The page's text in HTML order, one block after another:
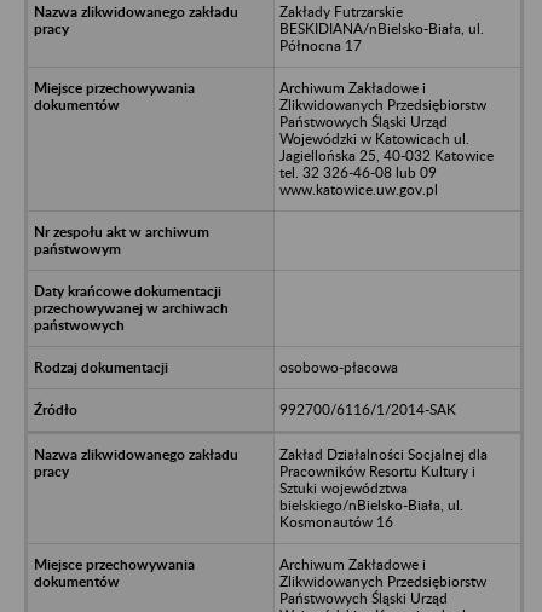
Zakłady Futrzarskie
BESKIDIANA/nBielsko-Biała, ul.
Północna 17
Archiwum Zakładowe i
Zlikwidowanych Przedsiębiorstw
Państwowych Śląski Urząd
Wojewódzki w Katowicach ul.
Jagiellońska 25, 40-032 Katowice
tel. 32 326-46-08 lub 09
www.katowice.uw.gov.pl
osobowo-płacowa
992700/6116/1/2014-SAK
Zakład Działalności Socjalnej dla
Pracowników Resortu Kultury i
Sztuki województwa
bielskiego/nBielsko-Biała, ul.
Kosmonautów 16
Archiwum Zakładowe i
Zlikwidowanych Przedsiębiorstw
Państwowych Śląski Urząd